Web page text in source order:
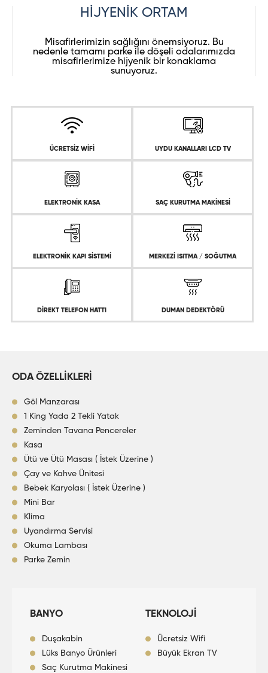
HİJYENİK ORTAM
Misafirlerimizin sağlığını önemsiyoruz. Bu
nedenle tamamı parke ile döşeli odalarımızda
misafirlerimize hijyenik bir konaklama
sunuyoruz.
ÜCRETSİZ WİFİ UYDU KANALLARI LCD TV
ELEKTRONİK KASA SAÇ KURUTMA MAKİNESİ
ELEKTRONİK KAPI SİSTEMİ MERKEZİ ISITMA / SOĞUTMA
DİREKT TELEFON HATTI DUMAN DEDEKTÖRÜ
ODA ÖZELLİKLERİ
Göl Manzarası
1 King Yada 2 Tekli Yatak
Zeminden Tavana Pencereler
Kasa
Ütü ve Ütü Masası ( İstek Üzerine )
Çay ve Kahve Ünitesi
Bebek Karyolası ( İstek Üzerine )
Mini Bar
Klima
Uyandırma Servisi
Okuma Lambası
Parke Zemin
BANYO
Duşakabin
Lüks Banyo Ürünleri
Saç Kurutma Makinesi
TEKNOLOJİ
Ücretsiz Wifi
Büyük Ekran TV